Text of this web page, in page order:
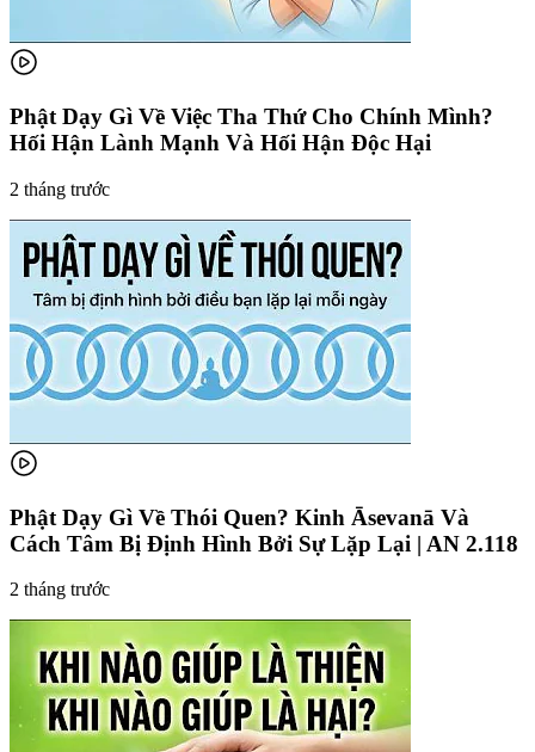
Phật Dạy Gì Về Việc Tha Thứ Cho Chính Mình?
Hối Hận Lành Mạnh Và Hối Hận Độc Hại
2 tháng trước
Phật Dạy Gì Về Thói Quen? Kinh Āsevanā Và
Cách Tâm Bị Định Hình Bởi Sự Lặp Lại | AN 2.118
2 tháng trước